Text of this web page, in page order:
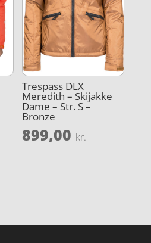
Trespass DLX
Meredith – Skijakke
Dame – Str. S –
Bronze
899,00 kr.